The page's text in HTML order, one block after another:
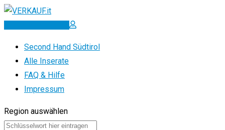
Zum
Inserat erstellen
Second Hand Südtirol
Alle Inserate
FAQ & Hilfe
Impressum
Region auswählen